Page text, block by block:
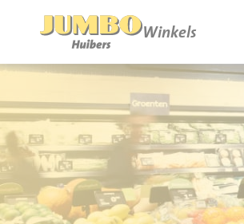
Winkels
P.W.A. Park
Bruïneplein
Petenbos
Nieuws
Acties